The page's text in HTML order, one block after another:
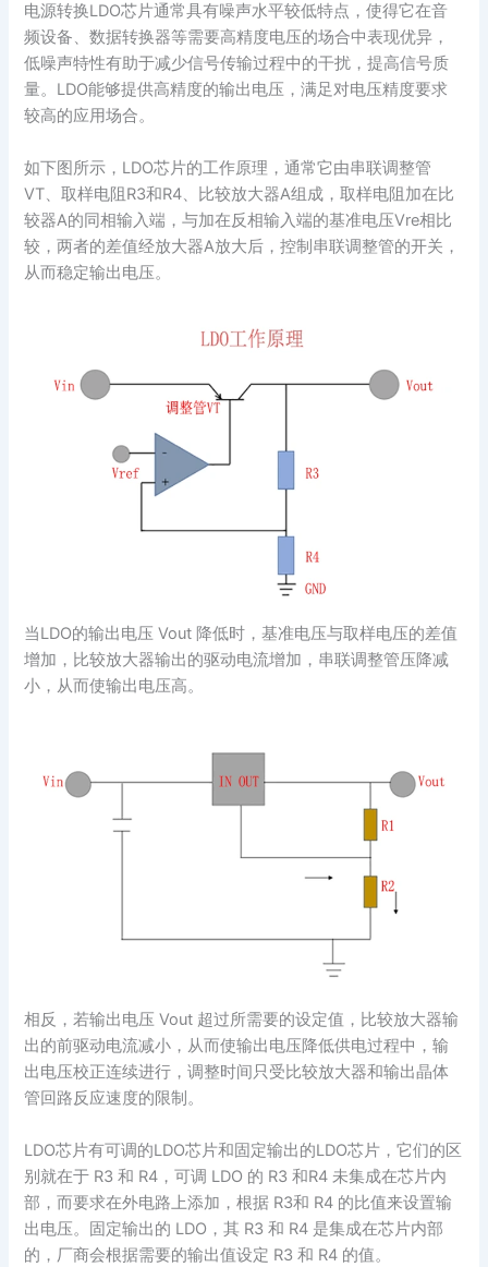
电源转换LDO芯片通常具有噪声水平较低特点，使得它在音
频设备、数据转换器等需要高精度电压的场合中表现优异，
低噪声特性有助于减少信号传输过程中的干扰，提高信号质
量。LDO能够提供高精度的输出电压，满足对电压精度要求
较高的应用场合。
如下图所示，LDO芯片的工作原理，通常它由串联调整管
VT、取样电阻R3和R4、比较放大器A组成，取样电阻加在比
较器A的同相输入端，与加在反相输入端的基准电压Vre相比
较，两者的差值经放大器A放大后，控制串联调整管的开关，
从而稳定输出电压。
当LDO的输出电压 Vout 降低时，基准电压与取样电压的差值
增加，比较放大器输出的驱动电流增加，串联调整管压降减
小，从而使输出电压高。
相反，若输出电压 Vout 超过所需要的设定值，比较放大器输
出的前驱动电流减小，从而使输出电压降低供电过程中，输
出电压校正连续进行，调整时间只受比较放大器和输出晶体
管回路反应速度的限制。
LDO芯片有可调的LDO芯片和固定输出的LDO芯片，它们的区
别就在于 R3 和 R4，可调 LDO 的 R3 和R4 未集成在芯片内
部，而要求在外电路上添加，根据 R3和 R4 的比值来设置输
出电压。固定输出的 LDO，其 R3 和 R4 是集成在芯片内部
的，厂商会根据需要的输出值设定 R3 和 R4 的值。